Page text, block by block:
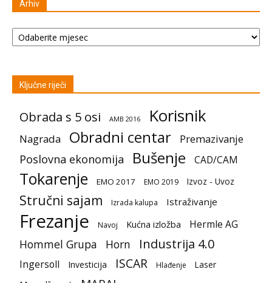
Arhiv
Arhiv
Ključne riječi
Obrada s 5 osi AMB 2016 Korisnik
Nagrada Obradni centar Premazivanje
Poslovna ekonomija Bušenje CAD/CAM
Tokarenje EMO 2017 EMO 2019 Izvoz - Uvoz
Stručni sajam Izrada kalupa Istraživanje
Frezanje Navoj Kućna izložba Hermle AG
Hommel Grupa Horn Industrija 4.0
Ingersoll Investicija ISCAR Hlađenje
Laser